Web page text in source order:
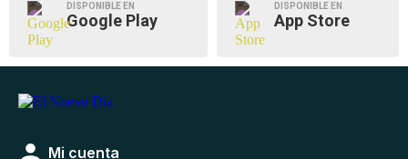
DISPONIBLE EN
Google Play
DISPONIBLE EN
App Store
Mi cuenta